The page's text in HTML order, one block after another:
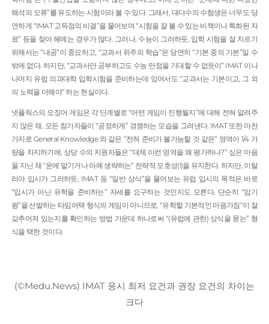
해석의 오류”를 유도하는 시험이라 볼 수 있다. 그래서, 대다수의 수험생은 너무도 당
연하게 “IMAT 고득점의 비결”을 물어보며 “시험을 잘 볼 수 있는 비책이나 특화된 자
료” 등을 찾아 헤메는 경우가 많다. 그러나, 수능이 그러하듯, 입학 시험을 잘 치르기
위해서는 “내공”이 중요하고, “교과서 위주의 학습”은 당연히 “기본 중의 기본”일 수
밖에 없다. 하지만, “교과서만 공부하고도 수능 만점을 기대할 수 없듯이” IMAT 이나
나머지 유럽 의과대학 입학시험을 준비하는데 있어서도 “교과서는 기본이고, 그 외
의 노력을 더해야” 하는 현실이다.
넷플릭스의 오징어 게임은 각 단계별로 “어떤 게임이 진행될지”에 대해 전혀 알려주
지 않은 채, 모든 참가자들이 “공정하게” 경쟁하는 모습을 그려낸다. IMAT 또한 마찬
가지로 General Knowledge 와 같은 “전혀 준비가 불가능할 것 같은” 영역이 1/4 가
량을 차지하기에, 상당 수의 지원자들은 “대체 이런 영역을 왜 평가하나?” 싶은 마음
을 지닌 채 “운에 맡기거나 아예 생략하는” 전략적 모호성(!)을 유지한다. 하지만, 이탈
리아 입시가 그러하듯, IMAT 등 “일반 상식”을 물어보는 유럽 입시의 목적은 바로
“입시가 아닌 유학을 준비하는” 자세를 요구하는 것인지도 모른다. 단순히 “암기
왕”을 선발하는 타임어택 형식의 게임이 아니므로, “유학할 기본적인 마음가짐”이 잘
갖추어져 있는지를 확인하는 방법 가운데 하나로써 “(유럽에 관한) 상식을 묻는” 형
식을 택한 것이다.
(©Medu.News) IMAT 응시 최저 요건과 권장 요건의 차이는
크다